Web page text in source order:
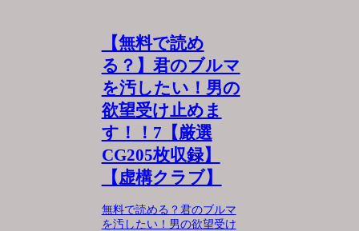
【無料で読め
る？】君のブルマ
を汚したい！男の
欲望受け止めま
す！！7【厳選
CG205枚収録】
【虚構クラブ】
無料で読める？君のブルマ
を汚したい！男の欲望受け